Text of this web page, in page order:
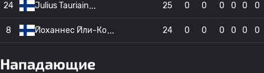
24 Julius Tauriain 25 0 0 0 0 0 0
8 Йоханнес Йли-Ко 24 0 0 0 0 0 0
Нападающие